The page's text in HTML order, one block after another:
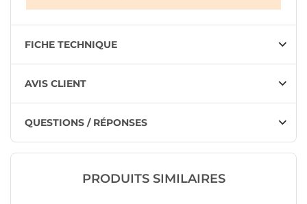
FICHE TECHNIQUE
AVIS CLIENT
QUESTIONS / RÉPONSES
PRODUITS SIMILAIRES